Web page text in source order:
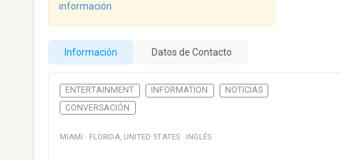
información
Información Datos de Contacto
ENTERTAINMENT INFORMATION
NOTICIAS
CONVERSACIÓN
MIAMI · FLORIDA, UNITED STATES · INGLÉS